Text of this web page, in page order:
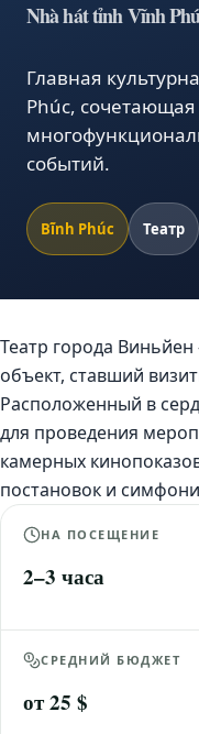
Nhà hát tỉnh Vĩnh
Главная
Phúc,
событий.
Вĩnh Phúc Театр
Театр города
объект, ставший
Расположенный в
для проведения
камерных
постановок и
НА ПОСЕЩЕНИЕ
2–3 часа
СРЕДНИЙ БЮДЖЕТ
от 25 $